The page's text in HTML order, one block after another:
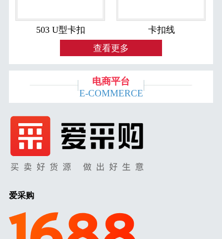
503 U型卡扣
卡扣线
查看更多
电商平台
E-COMMERCE
爱采购